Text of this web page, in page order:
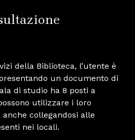
della Biblioteca, l’utente è
un documento di
di studio ha 8 posti a
utilizzare i loro
collegandosi alle
nei locali.